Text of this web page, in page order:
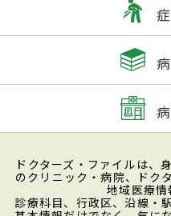
ドクターズ・ファイルは、
のクリニック・病院、ドク
地域医療情
診療科目、行政区、沿線・